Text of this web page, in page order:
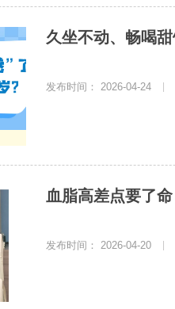
久坐不动、畅喝
发布时间： 2026-04-24
血脂高差点要了
发布时间： 2026-04-20